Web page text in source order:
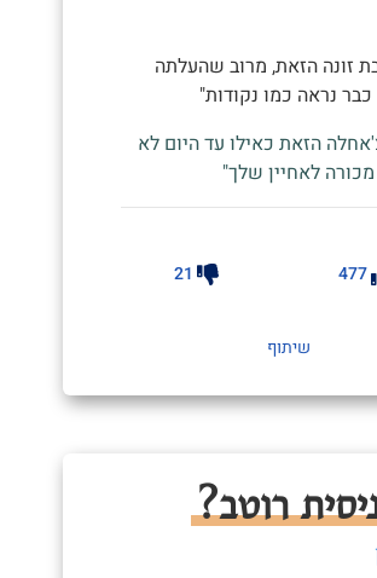
זונה הזאת, מרוב שהעלתה
נראה כמו נקודות"
הזאת כאילו עד היום לא
לאחיין שלך"
477
21
שיתוף
רוטב?